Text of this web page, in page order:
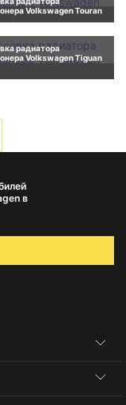
Volkswagen Touran
радиатора
Volkswagen Tiguan
в